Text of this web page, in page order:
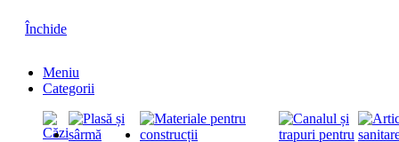
Închide
Meniu
Categorii